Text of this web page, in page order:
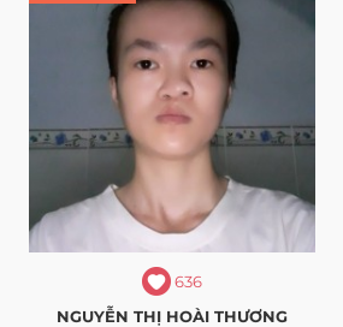
636
NGUYỄN THỊ HOÀI THƯƠNG